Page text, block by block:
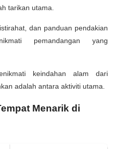
tarikan utama.
dan panduan pendakian
pemandangan yang
keindahan alam dari
adalah antara aktiviti utama.
Menarik di